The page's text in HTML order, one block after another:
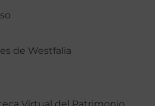
de Westfalia